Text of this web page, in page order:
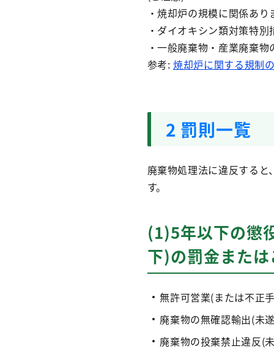
・焼却炉の規模に関係あり
・ダイオキシン類対策特
・一般廃棄物・産業廃棄
参考:焼却炉に関する規制
2 罰則一覧
廃棄物処理法に違反する
す。
(1)5年以下の懲
下)の罰金また
無許可営業(または不正
廃棄物の無確認輸出(未
廃棄物の投棄禁止違反(